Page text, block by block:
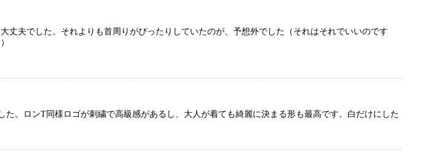
丈夫でした。それよりも首周りがぴったりしていたのが、予想外でした（それはそれでいいのです
た。ロンT同様ロゴが刺繍で高級感があるし、大人が着ても綺麗に決まる形も最高です。白だけにした